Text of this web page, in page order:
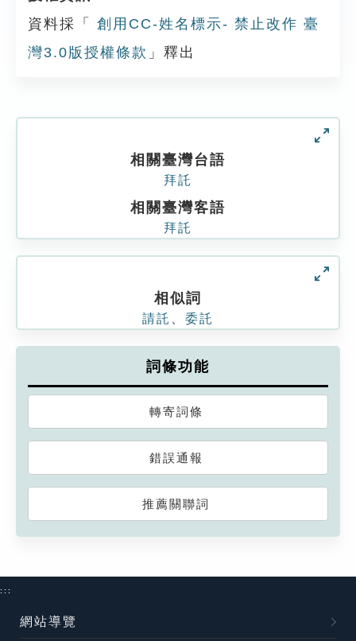
資料採「
創用CC-姓名標示- 禁止改作 臺
灣3.0版授權條款 」釋出
相關臺灣台語
拜託
相關臺灣客語
拜託
相似詞
請託 委託
詞條功能
轉寄詞條
錯誤通報
推薦關聯詞
:::
網站導覽